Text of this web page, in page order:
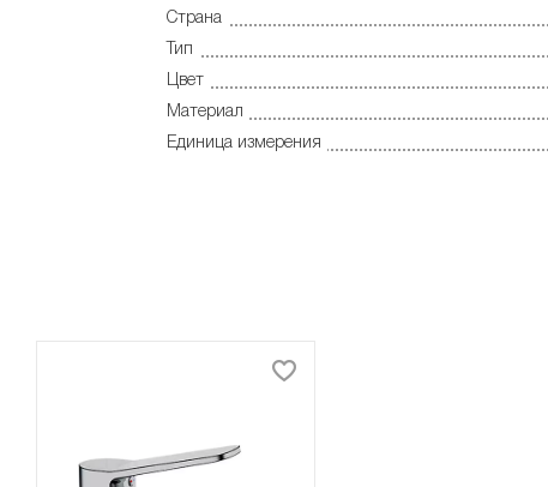
Страна
Тип
Цвет
Материал
Единица измерения